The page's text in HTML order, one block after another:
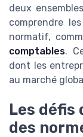
deux
comprendre
normatif,
comptables.
dont les
au marché
Les défis
des